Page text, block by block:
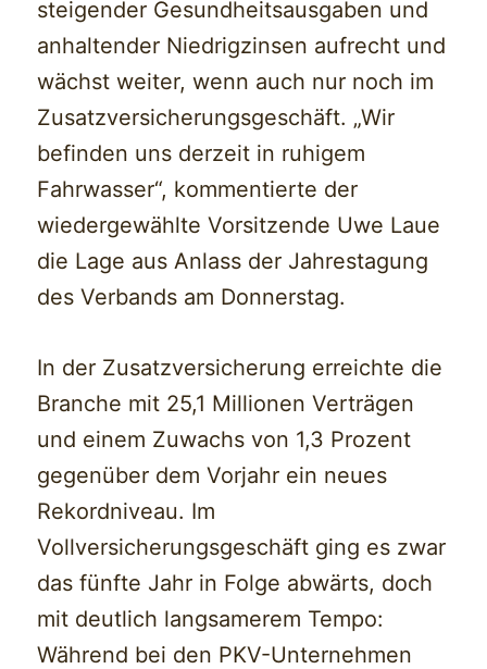
steigender Gesundheitsausgaben und
anhaltender Niedrigzinsen aufrecht und
wächst weiter, wenn auch nur noch im
Zusatzversicherungsgeschäft. „Wir
befinden uns derzeit in ruhigem
Fahrwasser“, kommentierte der
wiedergewählte Vorsitzende Uwe Laue
die Lage aus Anlass der Jahrestagung
des Verbands am Donnerstag.
In der Zusatzversicherung erreichte die
Branche mit 25,1 Millionen Verträgen
und einem Zuwachs von 1,3 Prozent
gegenüber dem Vorjahr ein neues
Rekordniveau. Im
Vollversicherungsgeschäft ging es zwar
das fünfte Jahr in Folge abwärts, doch
mit deutlich langsamerem Tempo:
Während bei den PKV-Unternehmen